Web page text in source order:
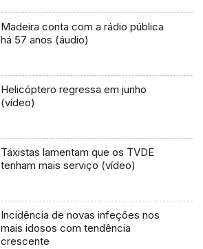
Madeira conta com a rádio pública
há 57 anos (áudio)
Helicóptero regressa em junho
(vídeo)
Táxistas lamentam que os TVDE
tenham mais serviço (vídeo)
Incidência de novas infeções nos
mais idosos com tendência
crescente